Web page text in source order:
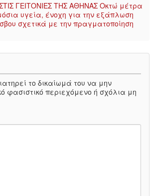
ΓΕΙΤΟΝΙΕΣ ΤΗΣ ΑΘΗΝΑΣ Οκτώ μέτρα
υγεία, ένοχη για την εξάπλωση
σχετικά με την πραγματοποίηση
το δικαίωμά του να μην
φασιστικό περιεχόμενο ή σχόλια μη